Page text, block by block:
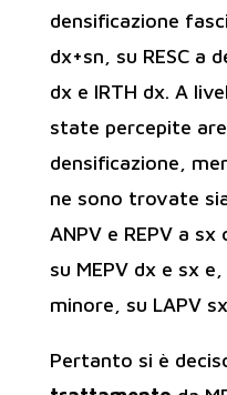
densificazione
dx+sn, su RESC a
dx e IRTH dx. A
state percepite
densificazione,
ne sono trovate
ANPV e REPV a
su MEPV dx e sx
minore, su LAPV
Pertanto si è